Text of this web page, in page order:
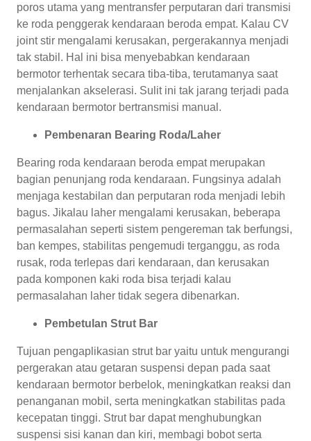
poros utama yang mentransfer perputaran dari transmisi
ke roda penggerak kendaraan beroda empat. Kalau CV
joint stir mengalami kerusakan, pergerakannya menjadi
tak stabil. Hal ini bisa menyebabkan kendaraan
bermotor terhentak secara tiba-tiba, terutamanya saat
menjalankan akselerasi. Sulit ini tak jarang terjadi pada
kendaraan bermotor bertransmisi manual.
Pembenaran Bearing Roda/Laher
Bearing roda kendaraan beroda empat merupakan
bagian penunjang roda kendaraan. Fungsinya adalah
menjaga kestabilan dan perputaran roda menjadi lebih
bagus. Jikalau laher mengalami kerusakan, beberapa
permasalahan seperti sistem pengereman tak berfungsi,
ban kempes, stabilitas pengemudi terganggu, as roda
rusak, roda terlepas dari kendaraan, dan kerusakan
pada komponen kaki roda bisa terjadi kalau
permasalahan laher tidak segera dibenarkan.
Pembetulan Strut Bar
Tujuan pengaplikasian strut bar yaitu untuk mengurangi
pergerakan atau getaran suspensi depan pada saat
kendaraan bermotor berbelok, meningkatkan reaksi dan
penanganan mobil, serta meningkatkan stabilitas pada
kecepatan tinggi. Strut bar dapat menghubungkan
suspensi sisi kanan dan kiri, membagi bobot serta